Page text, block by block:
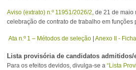
Aviso (extrato) n.º 11951/2026/2, de 21 de
celebração de contrato de trabalho em
Ata n.º 1 – Métodos de seleção |Anexo II -
Lista provisória de candidatos
Para os efeitos devidos, divulga-se a“Lista